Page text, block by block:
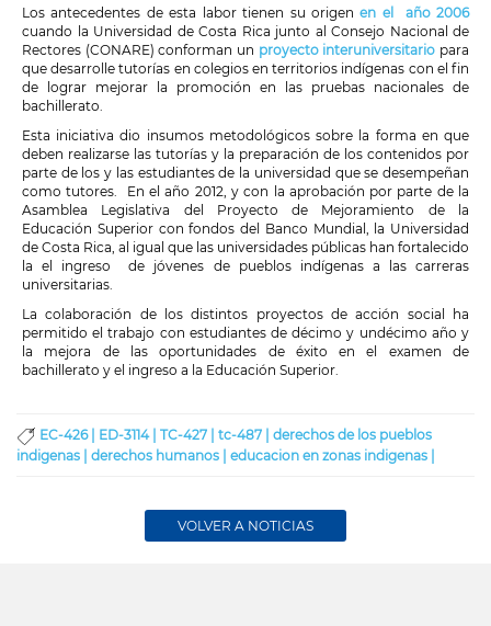
Los antecedentes de esta labor tienen su origenen el año 2006
cuando la Universidad de Costa Rica junto al Consejo Nacional de
Rectores (CONARE) conforman un proyecto interuniversitario para
que desarrolle tutorías en colegios en territorios indígenas con el fin
de lograr mejorar la promoción en las pruebas nacionales de
bachillerato.
Esta iniciativa dio insumos metodológicos sobre la forma en que
deben realizarse las tutorías y la preparación de los contenidos por
parte de los y las estudiantes de la universidad que se desempeñan
como tutores. En el año 2012, y con la aprobación por parte de la
Asamblea Legislativa del Proyecto de Mejoramiento de la
Educación Superior con fondos del Banco Mundial, la Universidad
de Costa Rica, al igual que las universidades públicas han fortalecido
la el ingreso de jóvenes de pueblos indígenas a las carreras
universitarias.
La colaboración de los distintos proyectos de acción social ha
permitido el trabajo con estudiantes de décimo y undécimo año y
la mejora de las oportunidades de éxito en el examen de
bachillerato y el ingreso a la Educación Superior.
EC-426 | ED-3114 | TC-427 | tc-487 | derechos de los pueblos
indigenas | derechos humanos | educacion en zonas indigenas |
VOLVER A NOTICIAS